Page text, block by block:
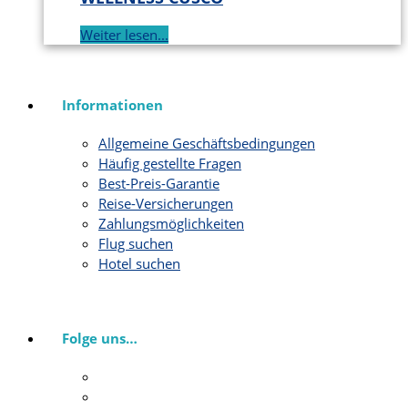
Weiter lesen...
Informationen
Allgemeine Geschäftsbedingungen
Häufig gestellte Fragen
Best-Preis-Garantie
Reise-Versicherungen
Zahlungsmöglichkeiten
Flug suchen
Hotel suchen
Folge uns…